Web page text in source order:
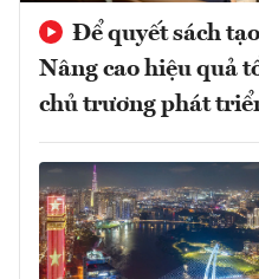
Để quyết sách
Nâng cao hiệu quả
chủ trương phát